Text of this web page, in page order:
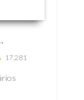
17.281